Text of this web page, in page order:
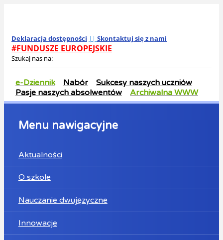
Deklaracja dostępności || Skontaktuj się z nami
#FUNDUSZE EUROPEJSKIE
Szukaj nas na:
e-Dziennik Nabór
Sukcesy naszych uczniów
Pasje naszych absolwentów
Archiwalna WWW
Menu nawigacyjne
Aktualności
O szkole
Nauczanie dwujęzyczne
Innowacje